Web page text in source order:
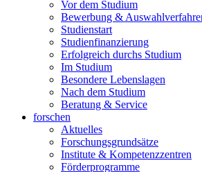
Vor dem Studium
Bewerbung &
Studienstart
Studienfinanzierung
Erfolgreich durchs Studium
Im Studium
Besondere Lebenslagen
Nach dem Studium
Beratung & Service
forschen
Aktuelles
Forschungsgrundsätze
Institute & Kompetenzzentren
Förderprogramme